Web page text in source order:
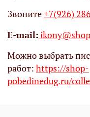
Звоните+7(926)
Е-mail:
Можно выбрать
работ: https://shop-
pobedinedug.ru/